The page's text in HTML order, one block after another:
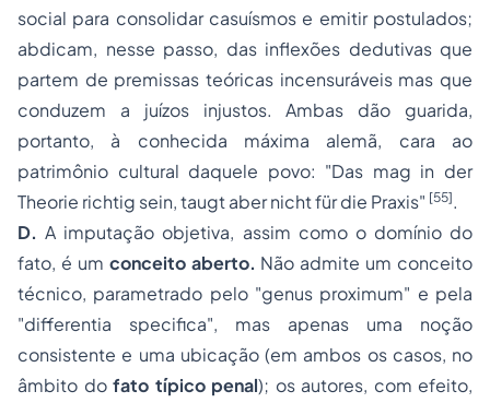
social para consolidar casuísmos e emitir postulados;
abdicam, nesse passo, das inflexões dedutivas que
partem de premissas teóricas incensuráveis mas que
conduzem a juízos injustos. Ambas dão guarida,
portanto, à conhecida máxima alemã, cara ao
patrimônio cultural daquele povo: "Das mag in der
Theorie richtig sein, taugt aber nicht für die Praxis" [55].
D.A imputação objetiva, assim como o domínio do
fato, é um conceito aberto. Não admite um conceito
técnico, parametrado pelo "genus proximum" e pela
"differentia specifica", mas apenas uma noção
consistente e uma ubicação (em ambos os casos, no
âmbito do fato típico penal); os autores, com efeito,